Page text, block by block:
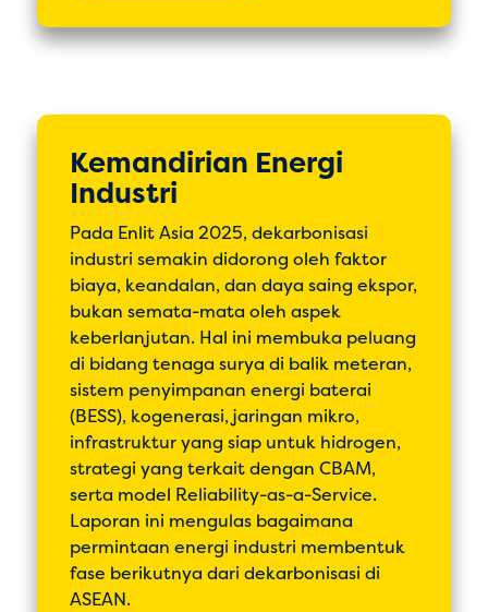
Kemandirian Energi
Industri
Pada Enlit Asia 2025, dekarbonisasi
industri semakin didorong oleh faktor
biaya, keandalan, dan daya saing ekspor,
bukan semata-mata oleh aspek
keberlanjutan. Hal ini membuka peluang
di bidang tenaga surya di balik meteran,
sistem penyimpanan energi baterai
(BESS), kogenerasi, jaringan mikro,
infrastruktur yang siap untuk hidrogen,
strategi yang terkait dengan CBAM,
serta model Reliability-as-a-Service.
Laporan ini mengulas bagaimana
permintaan energi industri membentuk
fase berikutnya dari dekarbonisasi di
ASEAN.